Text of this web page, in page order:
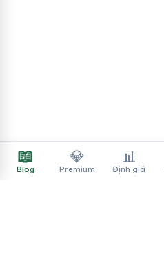
📖
Blog
💎
Premium
📊
Định giá